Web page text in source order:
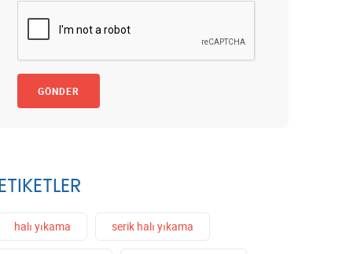
GÖNDER
ETIKETLER
halı yıkama serik halı yıkama